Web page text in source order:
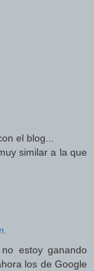
el blog...
similar a la que
estoy ganando
los de Google